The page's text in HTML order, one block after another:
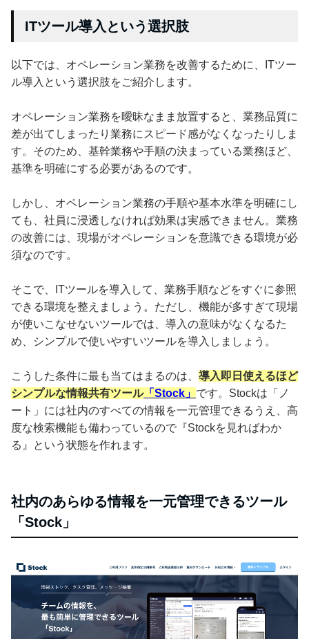
ITツール導入という選択肢
以下では、オペレーション業務を改善するために、ITツー
ル導入という選択肢をご紹介します。
オペレーション業務を曖昧なまま放置すると、業務品質に
差が出てしまったり業務にスピード感がなくなったりしま
す。そのため、基幹業務や手順の決まっている業務ほど、
基準を明確にする必要があるのです。
しかし、オペレーション業務の手順や基本水準を明確にし
ても、社員に浸透しなければ効果は実感できません。業務
の改善には、現場がオペレーションを意識できる環境が必
須なのです。
そこで、ITツールを導入して、業務手順などをすぐに参照
できる環境を整えましょう。ただし、機能が多すぎて現場
が使いこなせないツールでは、導入の意味がなくなるた
め、シンプルで使いやすいツールを導入しましょう。
こうした条件に最も当てはまるのは、 導入即日使えるほど
シンプルな情報共有ツール「Stock」 です。Stockは「ノ
ート」には社内のすべての情報を一元管理できるうえ、高
度な検索機能も備わっているので『Stockを見ればわか
る』という状態を作れます。
社内のあらゆる情報を一元管理できるツール
「Stock」